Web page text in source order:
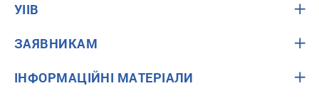
УІІВ
ЗАЯВНИКАМ
ІНФОРМАЦІЙНІ МАТЕРІАЛИ